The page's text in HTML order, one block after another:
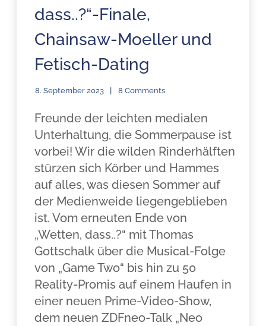
dass..?“-Finale,
Chainsaw-Moeller und
Fetisch-Dating
8. September 2023 8 Comments
Freunde der leichten medialen
Unterhaltung, die Sommerpause ist
vorbei! Wir die wilden Rinderhälften
stürzen sich Körber und Hammes
auf alles, was diesen Sommer auf
der Medienweide liegengeblieben
ist. Vom erneuten Ende von
„Wetten, dass..?“ mit Thomas
Gottschalk über die Musical-Folge
von „Game Two“ bis hin zu 50
Reality-Promis auf einem Haufen in
einer neuen Prime-Video-Show,
dem neuen ZDFneo-Talk „Neo